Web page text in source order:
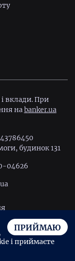
вклади. При
наbanker.ua
будинок 131
04626
ПРИЙМАЮ
і приймаєте